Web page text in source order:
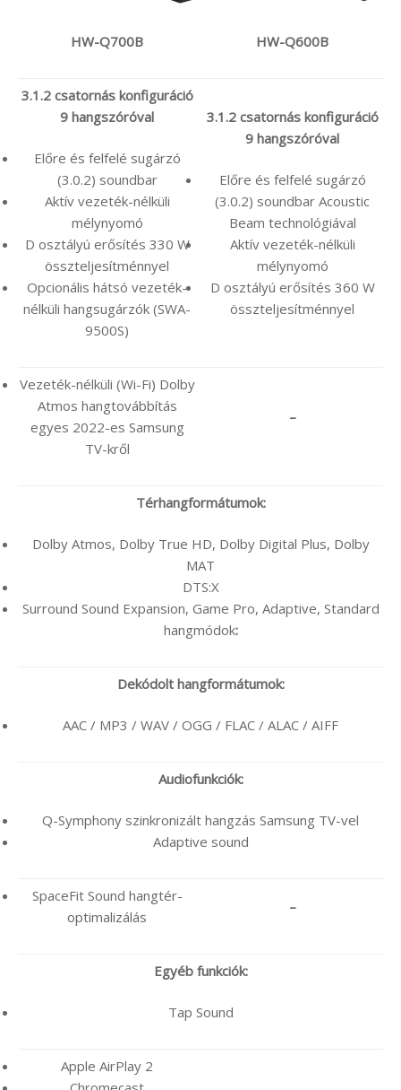
HW-Q700B HW-Q600B
3.1.2 csatornás konfiguráció
9 hangszóróval
Előre és felfelé sugárzó
(3.0.2) soundbar
Aktív vezeték-nélküli
mélynyomó
D osztályú erősítés 330 W
összteljesítménnyel
Opcionális hátsó vezeték-
nélküli hangsugárzók (SWA-
9500S)
3.1.2 csatornás konfiguráció
9 hangszóróval
Előre és felfelé sugárzó
(3.0.2) soundbar Acoustic
Beam technológiával
Aktív vezeték-nélküli
mélynyomó
D osztályú erősítés 360 W
összteljesítménnyel
Vezeték-nélküli (Wi-Fi) Dolby
Atmos hangtovábbítás
egyes 2022-es Samsung
TV-kről
–
Térhangformátumok:
Dolby Atmos, Dolby True HD, Dolby Digital Plus, Dolby
MAT
DTS:X
Surround Sound Expansion, Game Pro, Adaptive, Standard
hangmódok:
Dekódolt hangformátumok:
AAC / MP3 / WAV / OGG / FLAC / ALAC / AIFF
Audiofunkciók:
Q-Symphony szinkronizált hangzás Samsung TV-vel
Adaptive sound
SpaceFit Sound hangtér-
optimalizálás
–
Egyéb funkciók:
Tap Sound
Apple AirPlay 2